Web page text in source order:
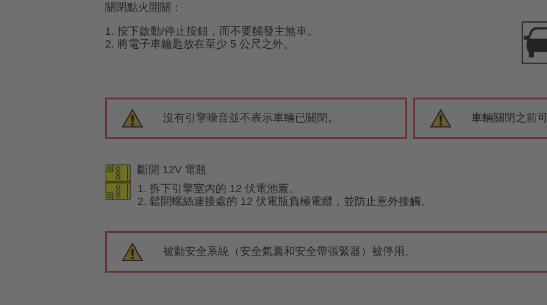
關閉點火開關：
1. 按下啟動/停止按鈕，而不要觸發主煞車。
2. 將電子車鑰匙放在至少 5 公尺之外。
沒有引擎噪音並不表示車輛已關閉。 車輛關閉之前
斷開 12V 電瓶
1. 拆下引擎室內的 12 伏電池蓋。
2. 鬆開螺絲連接處的 12 伏電瓶負極電纜，並防止意外接觸。
被動安全系統（安全氣囊和安全帶張緊器）被停用。